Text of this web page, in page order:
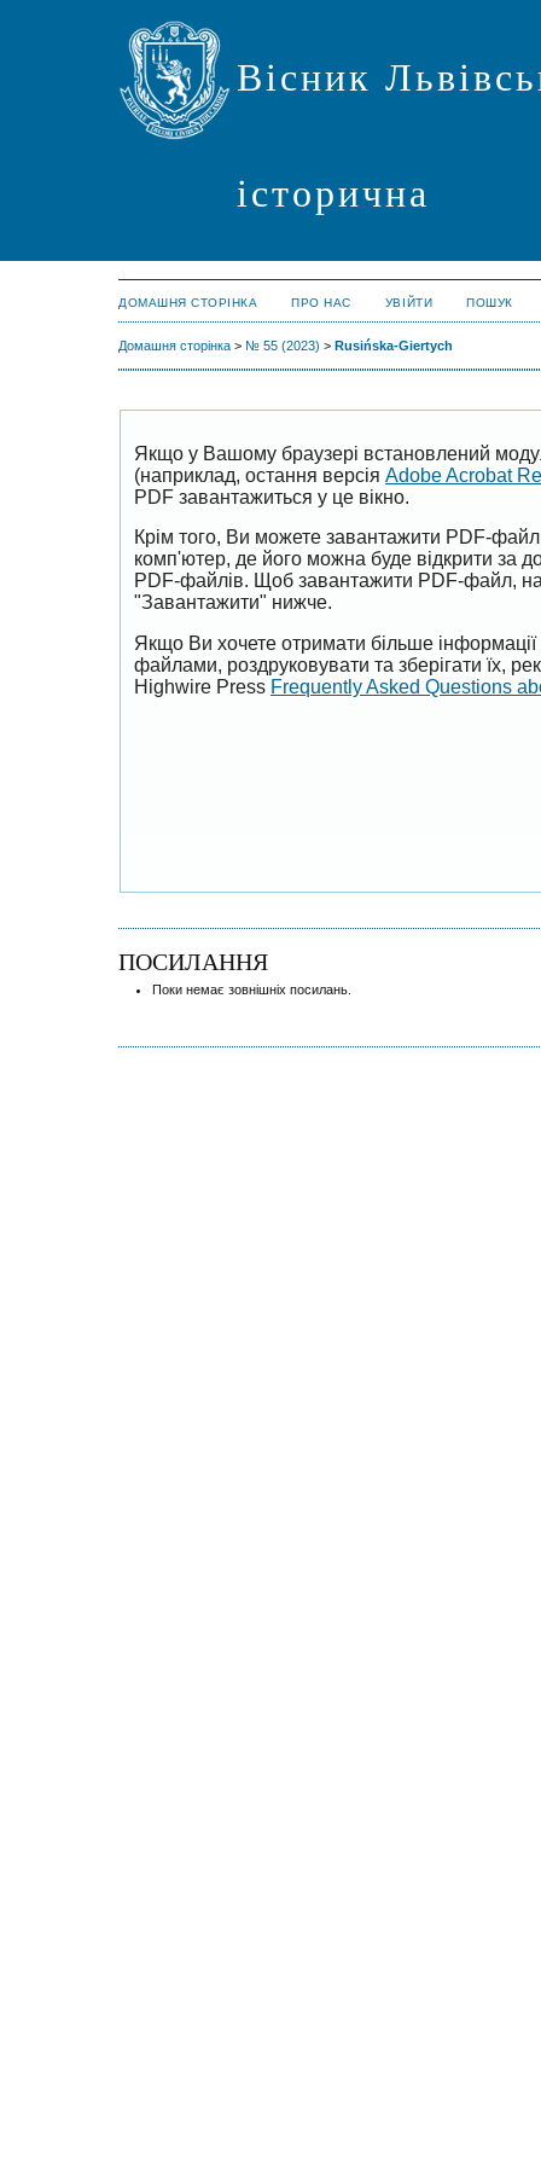
Вісник
історична
ДОМАШНЯ СТОРІНКА ПРО НАС УВІЙТИ ПОШУК
Домашня сторінка > № 55 (2023) > Rusińska-Giertych
Якщо у Вашому браузері встановлений
(наприклад, остання версія Adobe Acrobat
PDF завантажиться у це вікно.
Крім того, Ви можете завантажити PDF-
комп'ютер, де його можна буде відкрити за
PDF-файлів. Щоб завантажити PDF-файл,
"Завантажити" нижче.
Якщо Ви хочете отримати більше
файлами, роздруковувати та зберігати їх,
Highwire Press Frequently Asked Questions
ПОСИЛАННЯ
Поки немає зовнішніх посилань.